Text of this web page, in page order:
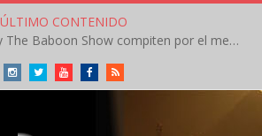
ÚLTIMO CONTENIDO
Crónica: In Flames y The Baboon Show compiten por el mejor concierto del día en el Leyendas del Rock – Viernes – Agosto 2026
InstagramTwitterYoutubeFacebookRSS